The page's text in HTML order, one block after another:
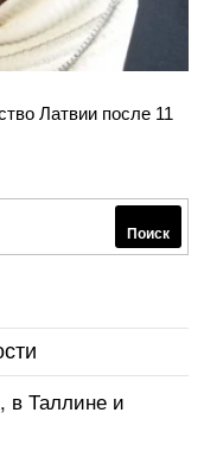
Латвии после 11
Поиск
в Таллине и